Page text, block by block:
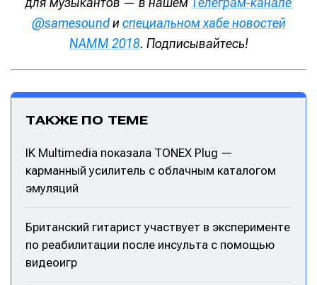
@samesoundи специальном хабе новостей
NAMM 2018. Подписывайтесь!
ТАКЖЕ ПО ТЕМЕ
IK Multimedia показала TONEX Plug —
карманный усилитель с облачным каталогом
эмуляций
Британский гитарист участвует в эксперименте
по реабилитации после инсульта с помощью
видеоигр